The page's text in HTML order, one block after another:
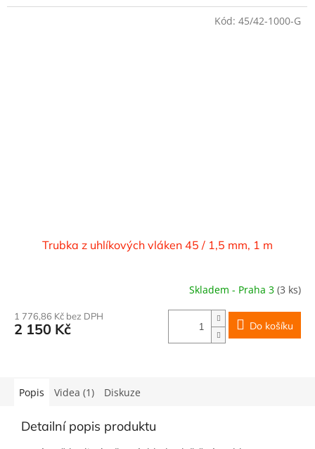
Trubka z uhlíkových vláken 45 / 1,5 mm, 1 m
Skladem - Praha 3 (3 ks)
1 776,86 Kč bez DPH
2 150 Kč Do košíku
Kód: 45/42-1000-G
Popis Videa (1) Diskuze
Detailní popis produktu